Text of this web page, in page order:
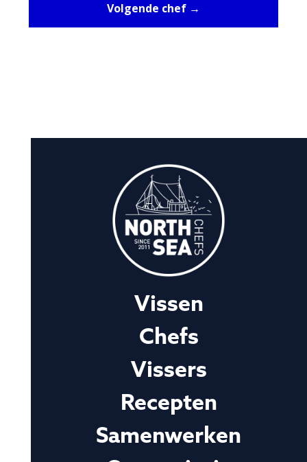
Volgende chef →
Vissen
Chefs
Vissers
Recepten
Samenwerken